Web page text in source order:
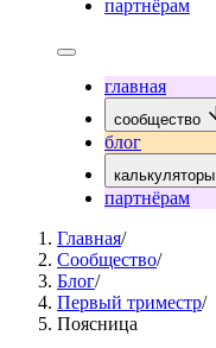
партнёрам
главная
сообщество
блог
калькуляторы
партнёрам
Главная/
Сообщество/
Блог/
Первый триместр/
Поясница